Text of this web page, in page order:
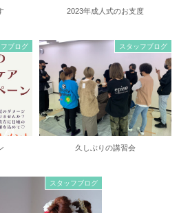
2023年成人式のお支度
フブログ スタッフブログ
久しぶりの講習会
スタッフブログ